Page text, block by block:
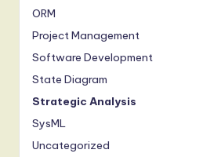
ORM
Project Management
Software Development
State Diagram
Strategic Analysis
SysML
Uncategorized